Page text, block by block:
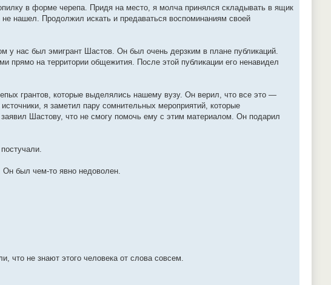
в форме черепа. Придя на место, я молча принялся складывать в ящик
нашел. Продолжил искать и предаваться воспоминаниям своей
у нас был эмигрант Шастов. Он был очень дерзким в плане публикаций.
прямо на территории общежития. После этой публикации его ненавидел
грантов, которые выделялись нашему вузу. Он верил, что все это —
я заметил пару сомнительных мероприятий, которые
Шастову, что не смогу помочь ему с этим материалом. Он подарил
Он был чем-то явно недоволен.
что не знают этого человека от слова совсем.